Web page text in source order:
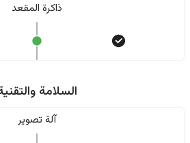
ذاكرة المقعد
السلامة
آلة تصوير